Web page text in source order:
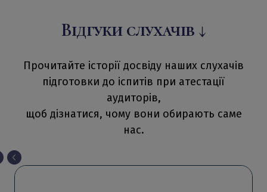
Відгуки слухачів ↓
Прочитайте історії досвіду наших слухачів
підготовки до іспитів при атестації
аудиторів,
щоб дізнатися, чому вони обирають саме
нас.